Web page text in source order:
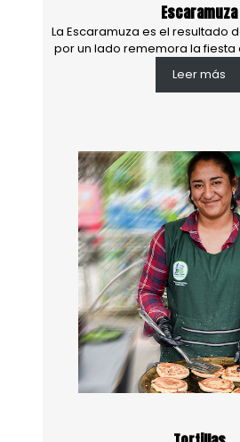
Escaramuza
La Escaramuza es el resultado
por un lado rememora la fiesta
Leer más